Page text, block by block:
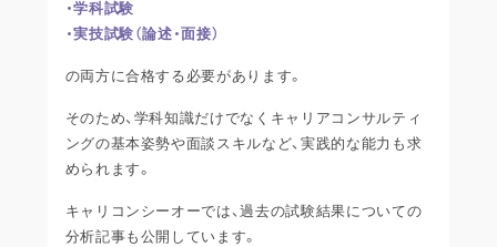
・学科試験
・実技試験（論述・面接）
の両方に合格する必要があります。
そのため、学科知識だけでなくキャリアコンサルティ
ングの基本姿勢や面談スキルなど、実践的な能力も求
められます。
キャリコンシーオーでは、過去の試験結果についての
分析記事も公開しています。